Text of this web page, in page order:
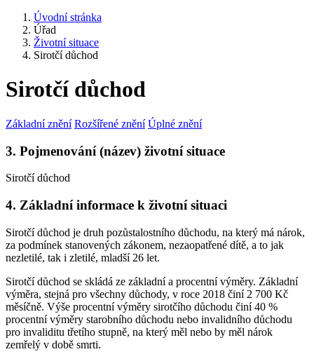
Úvodní stránka
Úřad
Životní situace
Sirotčí důchod
Sirotčí důchod
Základní znění Rozšířené znění Úplné znění
3. Pojmenování (název) životní situace
Sirotčí důchod
4. Základní informace k životní situaci
Sirotčí důchod je druh pozůstalostního důchodu, na který má nárok,
za podmínek stanovených zákonem, nezaopatřené dítě, a to jak
nezletilé, tak i zletilé, mladší 26 let.
Sirotčí důchod se skládá ze základní a procentní výměry. Základní
výměra, stejná pro všechny důchody, v roce 2018 činí 2 700 Kč
měsíčně. Výše procentní výměry sirotčího důchodu činí 40 %
procentní výměry starobního důchodu nebo invalidního důchodu
pro invaliditu třetího stupně, na který měl nebo by měl nárok
zemřelý v době smrti.